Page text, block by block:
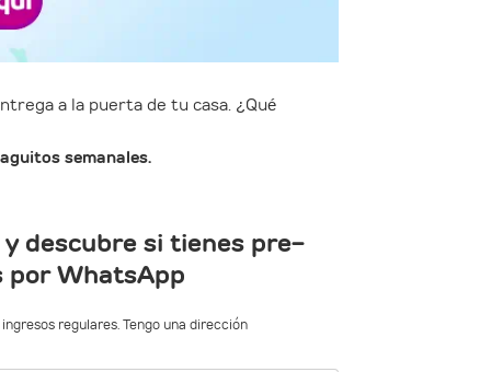
a la puerta de tu casa. ¿Qué
semanales.
descubre si tienes pre-
WhatsApp
ingresos regulares. Tengo una dirección